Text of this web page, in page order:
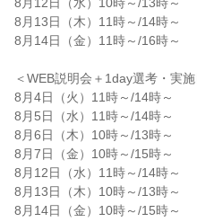
8月13日（木）11時～/14時～
8月14日（金）11時～/16時～
＜WEB説明会＋1day選考・実施
8月4日（火）11時～/14時～
8月5日（水）11時～/14時～
8月6日（木）10時～/13時～
8月7日（金）10時～/15時～
8月12日（水）11時～/14時～
8月13日（木）10時～/13時～
8月14日（金）10時～/15時～